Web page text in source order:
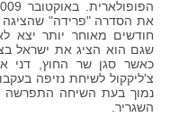
את הסדרה "פרידה" שהציגה
חודשים מאוחר יותר יצא
שגם הוא הציג את ישראל
כאשר סגן שר החוץ, דני
צ'ליקקול לשיחת נזיפה
נמוך בעת השיחה התפרשה
השגריר.